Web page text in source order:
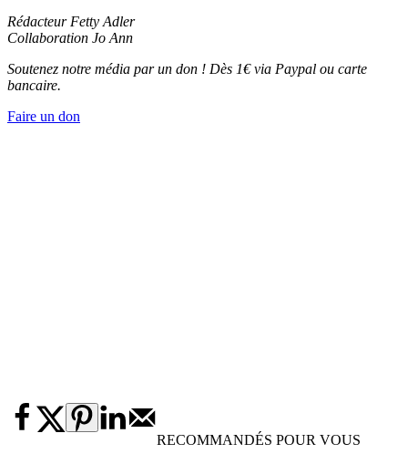
Rédacteur Fetty Adler
Collaboration Jo Ann
Soutenez notre média par un don ! Dès 1€ via Paypal ou carte
bancaire.
Faire un don
RECOMMANDÉS POUR VOUS